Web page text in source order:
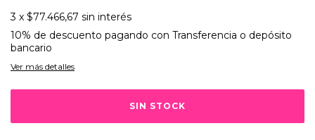
3 x $77.466,67 sin interés
10% de descuento pagando con Transferencia o depósito
bancario
Ver más detalles